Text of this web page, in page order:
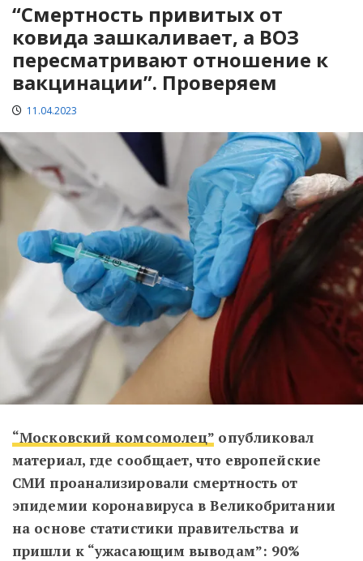
“Смертность привитых от
ковида зашкаливает, а ВОЗ
пересматривают отношение к
вакцинации”. Проверяем
11.04.2023
“Московский комсомолец” опубликовал
материал, где сообщает, что европейские
СМИ проанализировали смертность от
эпидемии коронавируса в Великобритании
на основе статистики правительства и
пришли к “ужасающим выводам”: 90%